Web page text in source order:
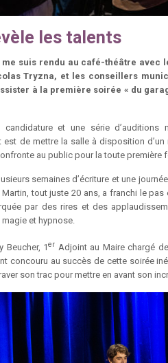
les talents
suis rendu au café-théâtre avec
Tryzna, et les conseillers
à la première soirée « du
et une série d’auditions
est de mettre la salle à disposition
au public pour la toute première
semaines d’écriture et une
tout juste 20 ans, a franchi le
par des rires et des
et hypnose.
Beucher, 1er Adjoint au Maire chargé
concouru au succès de cette soirée
son trac pour mettre en avant son